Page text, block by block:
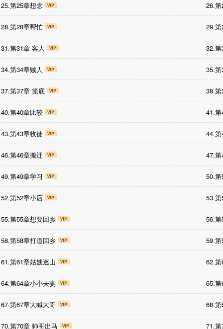
25.第25章想念 26.
28.第28章帮忙 29.
31.第31章 客人 32.
34.第34章贼人 35.
37.第37章 篼底 38.
40.第40章比较 41.
43.第43章收徒 44.
46.第46章搬迁 47.
49.第49章学习 50.
52.第52章小店 53.
55.第55章想要回乡 56.
58.第58章打道回乡 59.
61.第61章姑嫂巡山 62.
64.第64章小小夫妻 65.
67.第67章大喊大哥 68.
70.第70章 帅哥出马 71.